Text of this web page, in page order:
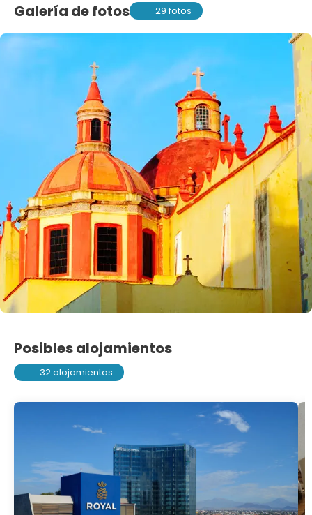
Galería de fotos 29 fotos
Posibles alojamientos
32 alojamientos